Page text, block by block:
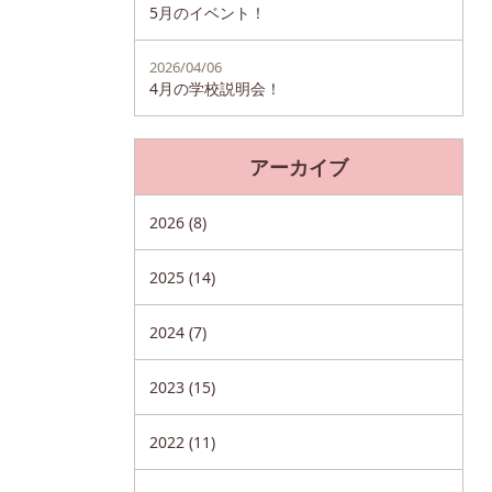
5月のイベント！
2026/04/06
4月の学校説明会！
アーカイブ
2026 (8)
2025 (14)
2024 (7)
2023 (15)
2022 (11)